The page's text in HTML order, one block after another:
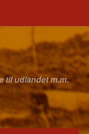
til udlandet m.m.